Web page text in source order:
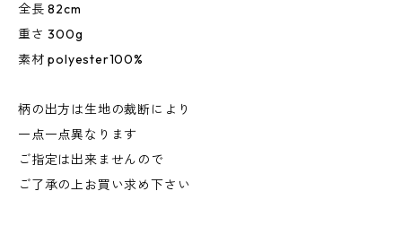
全長 82cm
重さ 300g
素材 polyester100%
柄の出方は生地の裁断により
一点一点異なります
ご指定は出来ませんので
ご了承の上お買い求め下さい